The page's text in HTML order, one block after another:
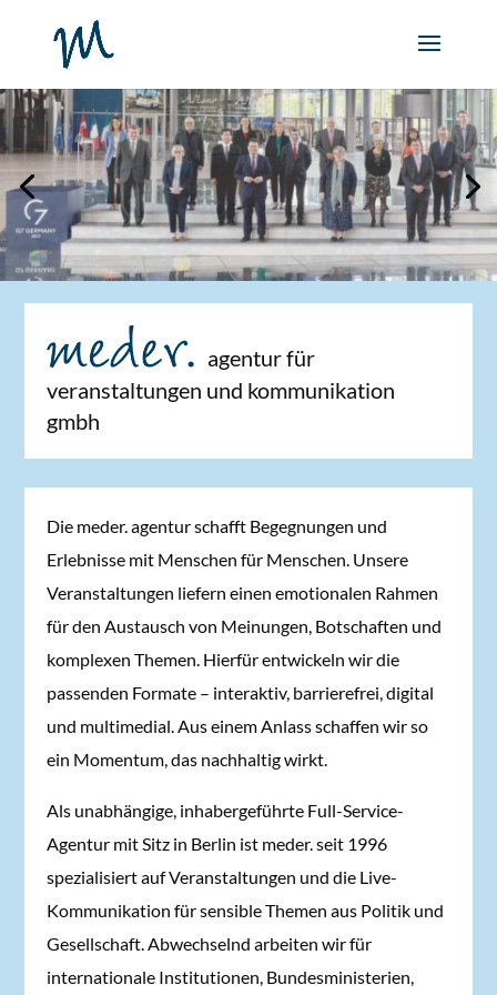
agentur für
veranstaltungen und kommunikation
gmbh
Die meder. agentur schafft Begegnungen und
Erlebnisse mit Menschen für Menschen. Unsere
Veranstaltungen liefern einen emotionalen Rahmen
für den Austausch von Meinungen, Botschaften und
komplexen Themen. Hierfür entwickeln wir die
passenden Formate – interaktiv, barrierefrei, digital
und multimedial. Aus einem Anlass schaffen wir so
ein Momentum, das nachhaltig wirkt.
Als unabhängige, inhabergeführte Full-Service-
Agentur mit Sitz in Berlin ist meder. seit 1996
spezialisiert auf Veranstaltungen und die Live-
Kommunikation für sensible Themen aus Politik und
Gesellschaft. Abwechselnd arbeiten wir für
internationale Institutionen, Bundesministerien,